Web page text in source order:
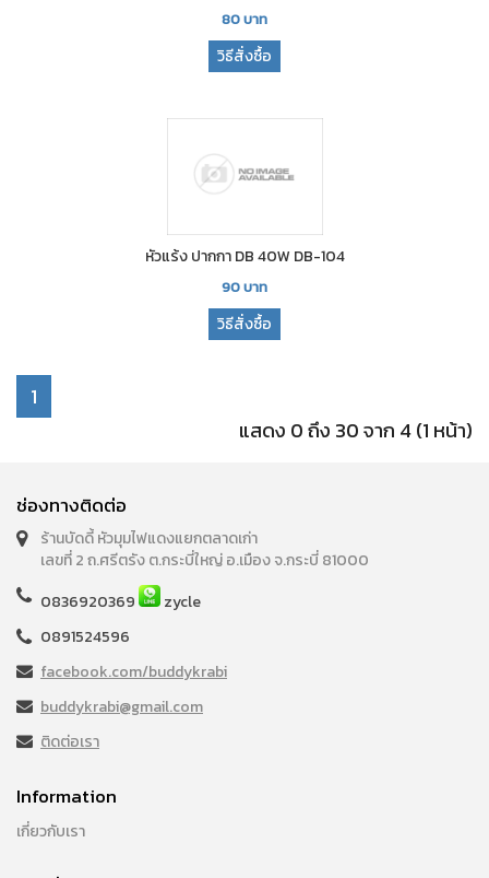
80บาท
วิธีสั่งซื้อ
หัวแร้ง ปากกา DB 40W DB-104
90บาท
วิธีสั่งซื้อ
1
แสดง 0 ถึง 30 จาก 4 (1 หน้า)
ช่องทางติดต่อ
ร้านบัดดี้ หัวมุมไฟแดงแยกตลาดเก่า
เลขที่ 2 ถ.ศรีตรัง ต.กระบี่ใหญ่ อ.เมือง จ.กระบี่ 81000
0836920369
zycle
0891524596
facebook.com/buddykrabi
buddykrabi@gmail.com
ติดต่อเรา
Information
เกี่ยวกับเรา